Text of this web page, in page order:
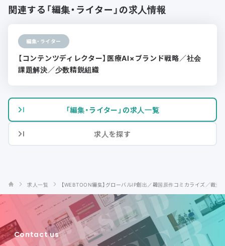
関連する「編集・ライター」の求人情報
編集・ライター
【コンテンツディレクター】医療AI×ブランド戦略／社会
課題解決／少数精鋭組織
「編集・ライター」の求人一覧
求人を探す
求人一覧 【WEBTOON編集】グローバルIP創出／韓国原作コミカライズ／裁量
Contact us